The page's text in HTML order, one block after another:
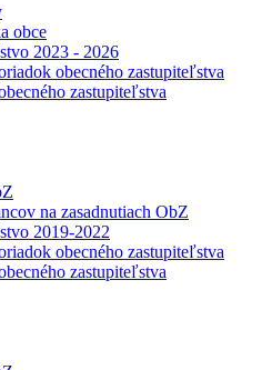
obce
2023 - 2026
obecného zastupiteľstva
zastupiteľstva
na zasadnutiach ObZ
2019-2022
obecného zastupiteľstva
zastupiteľstva